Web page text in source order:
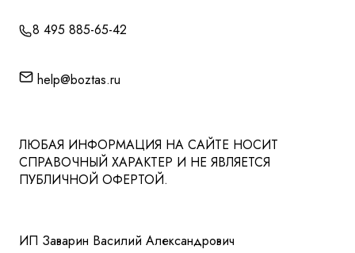
8 495 885-65-42
help@boztas.ru
ЛЮБАЯ ИНФОРМАЦИЯ НА САЙТЕ НОСИТ
СПРАВОЧНЫЙ ХАРАКТЕР И НЕ ЯВЛЯЕТСЯ
ПУБЛИЧНОЙ ОФЕРТОЙ.
ИП Заварин Василий Александрович